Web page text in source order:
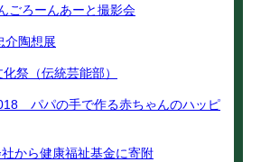
ごろーんあーと撮影会
介陶想展
祭（伝統芸能部）
パパの手で作る赤ちゃんのハッピ
から健康福祉基金に寄附